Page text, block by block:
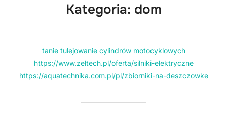
Kategoria: dom
tanie tulejowanie cylindrów motocyklowych
https://www.zeltech.pl/oferta/silniki-elektryczne
https://aquatechnika.com.pl/pl/zbiorniki-na-deszczowke